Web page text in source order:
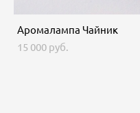
Аромалампа Чайник
15 000 pуб.